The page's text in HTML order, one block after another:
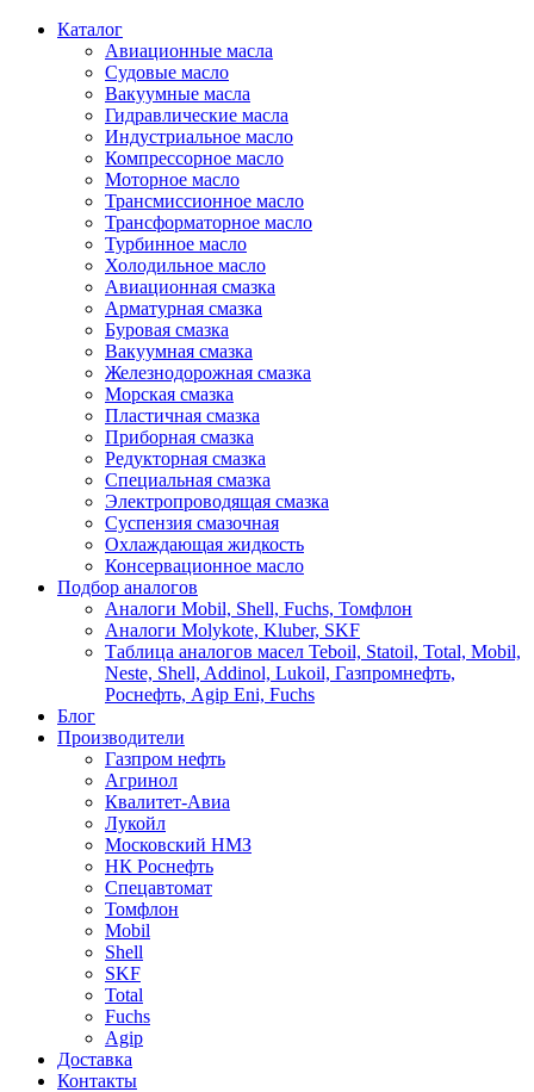
Каталог
Авиационные масла
Судовые масло
Вакуумные масла
Гидравлические масла
Индустриальное масло
Компрессорное масло
Моторное масло
Трансмиссионное масло
Трансформаторное масло
Турбинное масло
Холодильное масло
Авиационная смазка
Арматурная смазка
Буровая смазка
Вакуумная смазка
Железнодорожная смазка
Морская смазка
Пластичная смазка
Приборная смазка
Редукторная смазка
Специальная смазка
Электропроводящая смазка
Суспензия смазочная
Охлаждающая жидкость
Консервационное масло
Подбор аналогов
Аналоги Mobil, Shell, Fuchs, Томфлон
Аналоги Molykote, Kluber, SKF
Таблица аналогов масел Teboil, Statoil, Total, Mobil,
Neste, Shell, Addinol, Lukoil, Газпромнефть,
Роснефть, Agip Eni, Fuchs
Блог
Производители
Газпром нефть
Агринол
Квалитет-Авиа
Лукойл
Московский НМЗ
НК Роснефть
Спецавтомат
Томфлон
Mobil
Shell
SKF
Total
Fuchs
Agip
Доставка
Контакты